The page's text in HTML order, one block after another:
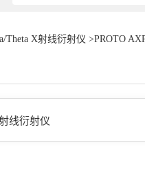
Theta X射线衍射仪 >PROTO